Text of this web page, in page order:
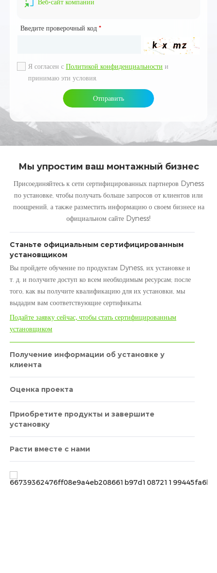
Веб-сайт компании
Введите проверочный код *
Я согласен с Политикой конфиденциальности и
принимаю эти условия.
Отправить
Мы упростим ваш монтажный бизнес
Присоединяйтесь к сети сертифицированных партнеров Dyness
по установке, чтобы получать больше запросов от клиентов или
поощрений, а также разместить информацию о своем бизнесе на
официальном сайте Dyness!
Станьте официальным сертифицированным
установщиком
Вы пройдете обучение по продуктам Dyness, их установке и
т. д. и получите доступ ко всем необходимым ресурсам; после
того, как вы получите квалификацию для их установки, мы
выдадим вам соответствующие сертификаты.
Подайте заявку сейчас, чтобы стать сертифицированным
установщиком
Получение информации об установке у
клиента
Оценка проекта
Приобретите продукты и завершите
установку
Расти вместе с нами